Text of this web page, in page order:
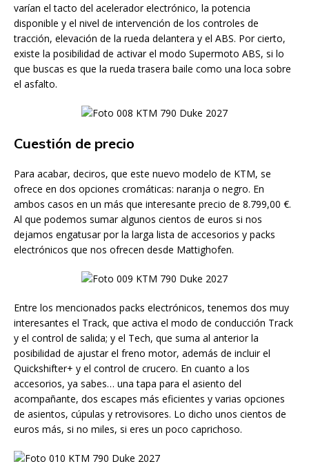
varían el tacto del acelerador electrónico, la potencia
disponible y el nivel de intervención de los controles de
tracción, elevación de la rueda delantera y el ABS. Por cierto,
existe la posibilidad de activar el modo Supermoto ABS, si lo
que buscas es que la rueda trasera baile como una loca sobre
el asfalto.
Cuestión de precio
Para acabar, deciros, que este nuevo modelo de KTM, se
ofrece en dos opciones cromáticas: naranja o negro. En
ambos casos en un más que interesante precio de 8.799,00 €.
Al que podemos sumar algunos cientos de euros si nos
dejamos engatusar por la larga lista de accesorios y packs
electrónicos que nos ofrecen desde Mattighofen.
Entre los mencionados packs electrónicos, tenemos dos muy
interesantes el Track, que activa el modo de conducción Track
y el control de salida; y el Tech, que suma al anterior la
posibilidad de ajustar el freno motor, además de incluir el
Quickshifter+ y el control de crucero. En cuanto a los
accesorios, ya sabes… una tapa para el asiento del
acompañante, dos escapes más eficientes y varias opciones
de asientos, cúpulas y retrovisores. Lo dicho unos cientos de
euros más, si no miles, si eres un poco caprichoso.